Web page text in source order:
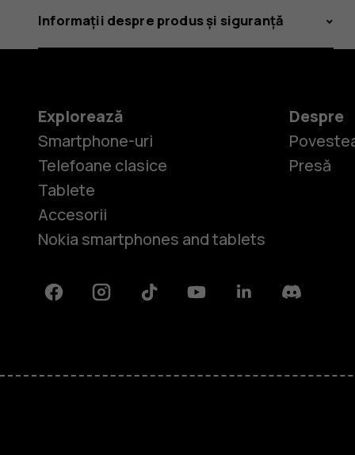
Informații despre produs și siguranță
Explorează
Smartphone-uri
Telefoane clasice
Tablete
Accesorii
Nokia smartphones and tablets
Despre
Presă
FacebookInstagramTiktok YoutubeLinkedinDiscord